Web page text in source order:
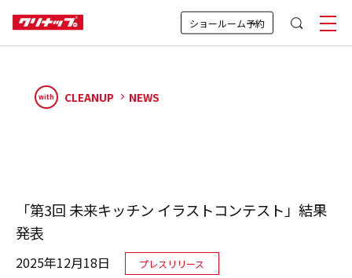
ショールーム予約
with CLEANUP NEWS
「第3回 未来キッチン イラストコンテスト」結果
発表
2025年12月18日 プレスリリース